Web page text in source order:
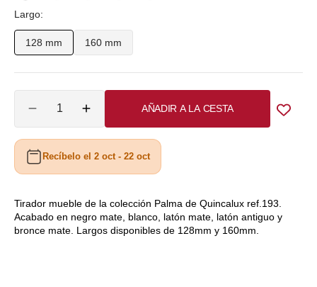
-
Latón
mate
antiguo
Largo:
128 mm
Variante
agotada
o
disponible
160 mm
agotada
o
disponible
Reducir
cantidad
para
Asa
Tirador
PALMA
Quincalux
A0170
Aumentar
cantidad
para
Asa
Tirador
PALMA
Quincalux
A0170
AÑADIR A LA CESTA
Recíbelo el 2 oct - 22 oct
Tirador mueble de la colección Palma de Quincalux ref.193.
Acabado en negro mate, blanco, latón mate, latón antiguo y
bronce mate. Largos disponibles de 128mm y 160mm.